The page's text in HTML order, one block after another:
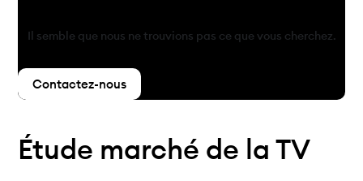
Étude marché de la TV
Il semble que nous ne trouvions pas ce que vous cherchez.
Contactez-nous